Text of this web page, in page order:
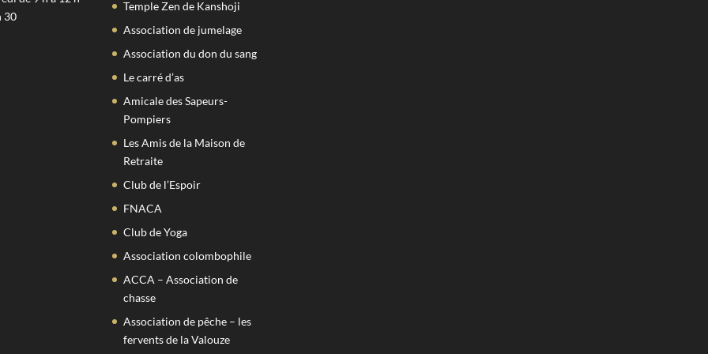
30
Temple Zen de Kanshoji
Association de jumelage
Association du don du sang
Le carré d’as
Amicale des Sapeurs-
Pompiers
Les Amis de la Maison de
Retraite
Club de l’Espoir
FNACA
Club de Yoga
Association colombophile
ACCA – Association de
chasse
Association de pêche – les
fervents de la Valouze